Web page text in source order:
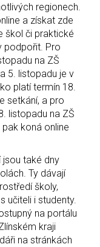
regionech.
a získat zde
škol či praktické
podpořit. Pro
na ZŠ
5. listopadu je v
platí termín 18.
setkání, a pro
listopadu na ZŠ
koná online
také dny
Ty dávají
školy,
učiteli i studenty.
na portálu
kraji
na stránkách